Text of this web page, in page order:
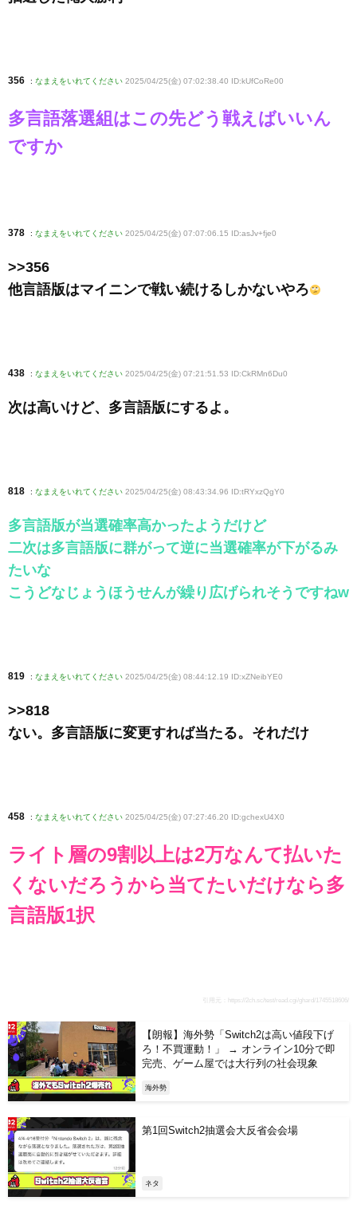
356 : なまえをいれてください 2025/04/25(金) 07:02:38.40 ID:kUfCoRe00
多言語落選組はこの先どう戦えばいいん
ですか
378 : なまえをいれてください 2025/04/25(金) 07:07:06.15 ID:asJv+fje0
>>356
他言語版はマイニンで戦い続けるしかないやろ
438 : なまえをいれてください 2025/04/25(金) 07:21:51.53 ID:CkRMn6Du0
次は高いけど、多言語版にするよ。
818 : なまえをいれてください 2025/04/25(金) 08:43:34.96 ID:tRYxzQgY0
多言語版が当選確率高かったようだけど
二次は多言語版に群がって逆に当選確率が下がるみ
たいな
こうどなじょうほうせんが繰り広げられそうですねw
819 : なまえをいれてください 2025/04/25(金) 08:44:12.19 ID:xZNeibYE0
>>818
ない。多言語版に変更すれば当たる。それだけ
458 : なまえをいれてください 2025/04/25(金) 07:27:46.20 ID:gchexU4X0
ライト層の9割以上は2万なんて払いた
くないだろうから当てたいだけなら多
言語版1択
引用元： https://2ch.sc/test/read.cgi/ghard/1745518606/
【朗報】海外勢「Switch2は高い値段下げ
ろ！不買運動！」 → オンライン10分で即
完売、ゲーム屋では大行列の社会現象
海外勢
第1回Switch2抽選会大反省会会場
ネタ